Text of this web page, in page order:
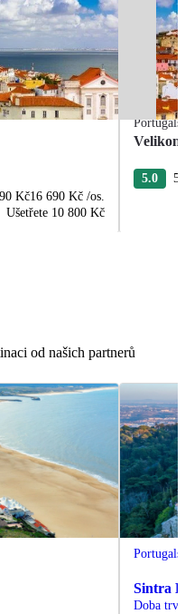
Kč16 690 Kč /os.
Ušetřete 10 800 Kč
5.0 5
od našich partnerů
Sintra
Doba